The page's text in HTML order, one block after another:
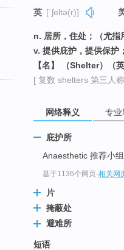
英 [ˈʃeltə(r)]
n. 居所，住处；（尤指
v. 提供庇护，提供保护
【名】 （Shelter）（
[ 复数 shelters 第三人
网络释义 专业
庇护所
Anaesthetic 推荐小
基于1136个网页-相关网
片
掩蔽处
避难所
短语